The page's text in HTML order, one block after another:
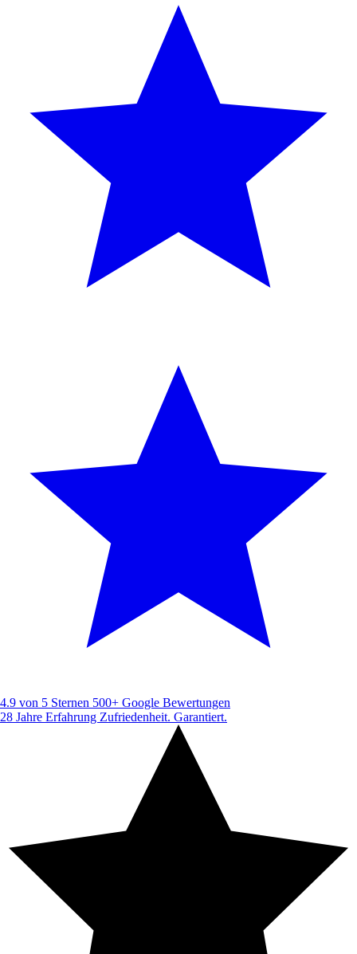
4.9 von 5 Sternen 500+ Google Bewertungen
28 Jahre Erfahrung Zufriedenheit. Garantiert.